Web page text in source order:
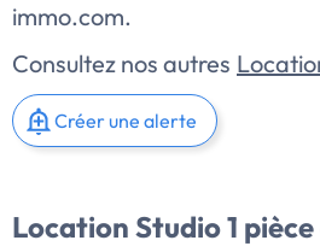
immo.com.
Consultez nos autres
Créer une alerte
Location Studio 1 pièce